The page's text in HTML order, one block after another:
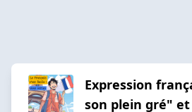
Expression
son plein gré"